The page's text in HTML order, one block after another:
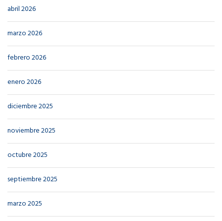
abril 2026
marzo 2026
febrero 2026
enero 2026
diciembre 2025
noviembre 2025
octubre 2025
septiembre 2025
marzo 2025